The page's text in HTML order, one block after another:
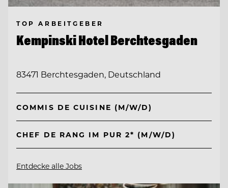
TOP ARBEITGEBER
Kempinski Hotel Berchtesgaden
83471 Berchtesgaden, Deutschland
COMMIS DE CUISINE (M/W/D)
CHEF DE RANG IM PUR 2* (M/W/D)
Entdecke alle Jobs